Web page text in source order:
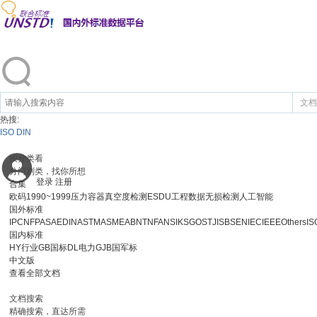
文档
热搜:
ISO DIN
登录 注册
按分类看
分门别类，找你所想
合集
欧码1990~1999压力容器真空度检测 ESDU工程数据无损检测 人工智能
国外标准
IPC NFPASAEDINASTMASMEABNTNFANSI KSGOSTJISBSEN IEC IEEEOthers
国内标准
HY行业GB国标DL电力GJB国军标
中文版
查看全部文档
文档搜索
精确搜索，直达所需